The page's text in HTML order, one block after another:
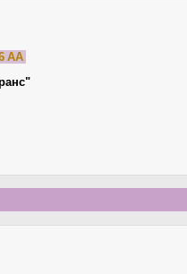
AA